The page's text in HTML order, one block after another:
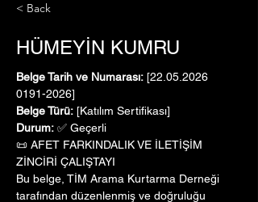
< Back
HÜMEYİN KUMRU
Belge Tarih ve Numarası: [22.05.2026
0191-2026]
Belge Türü: [Katılım Sertifikası]
Durum: ✅ Geçerli
📜 AFET FARKINDALIK VE İLETİŞİM
ZİNCİRİ ÇALIŞTAYI
Bu belge, TİM Arama Kurtarma Derneği
tarafından düzenlenmiş ve doğruluğu